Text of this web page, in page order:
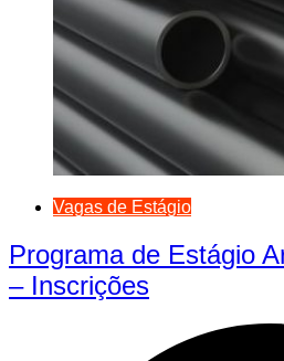
Vagas de Estágio
Programa de Estágio
– Inscrições